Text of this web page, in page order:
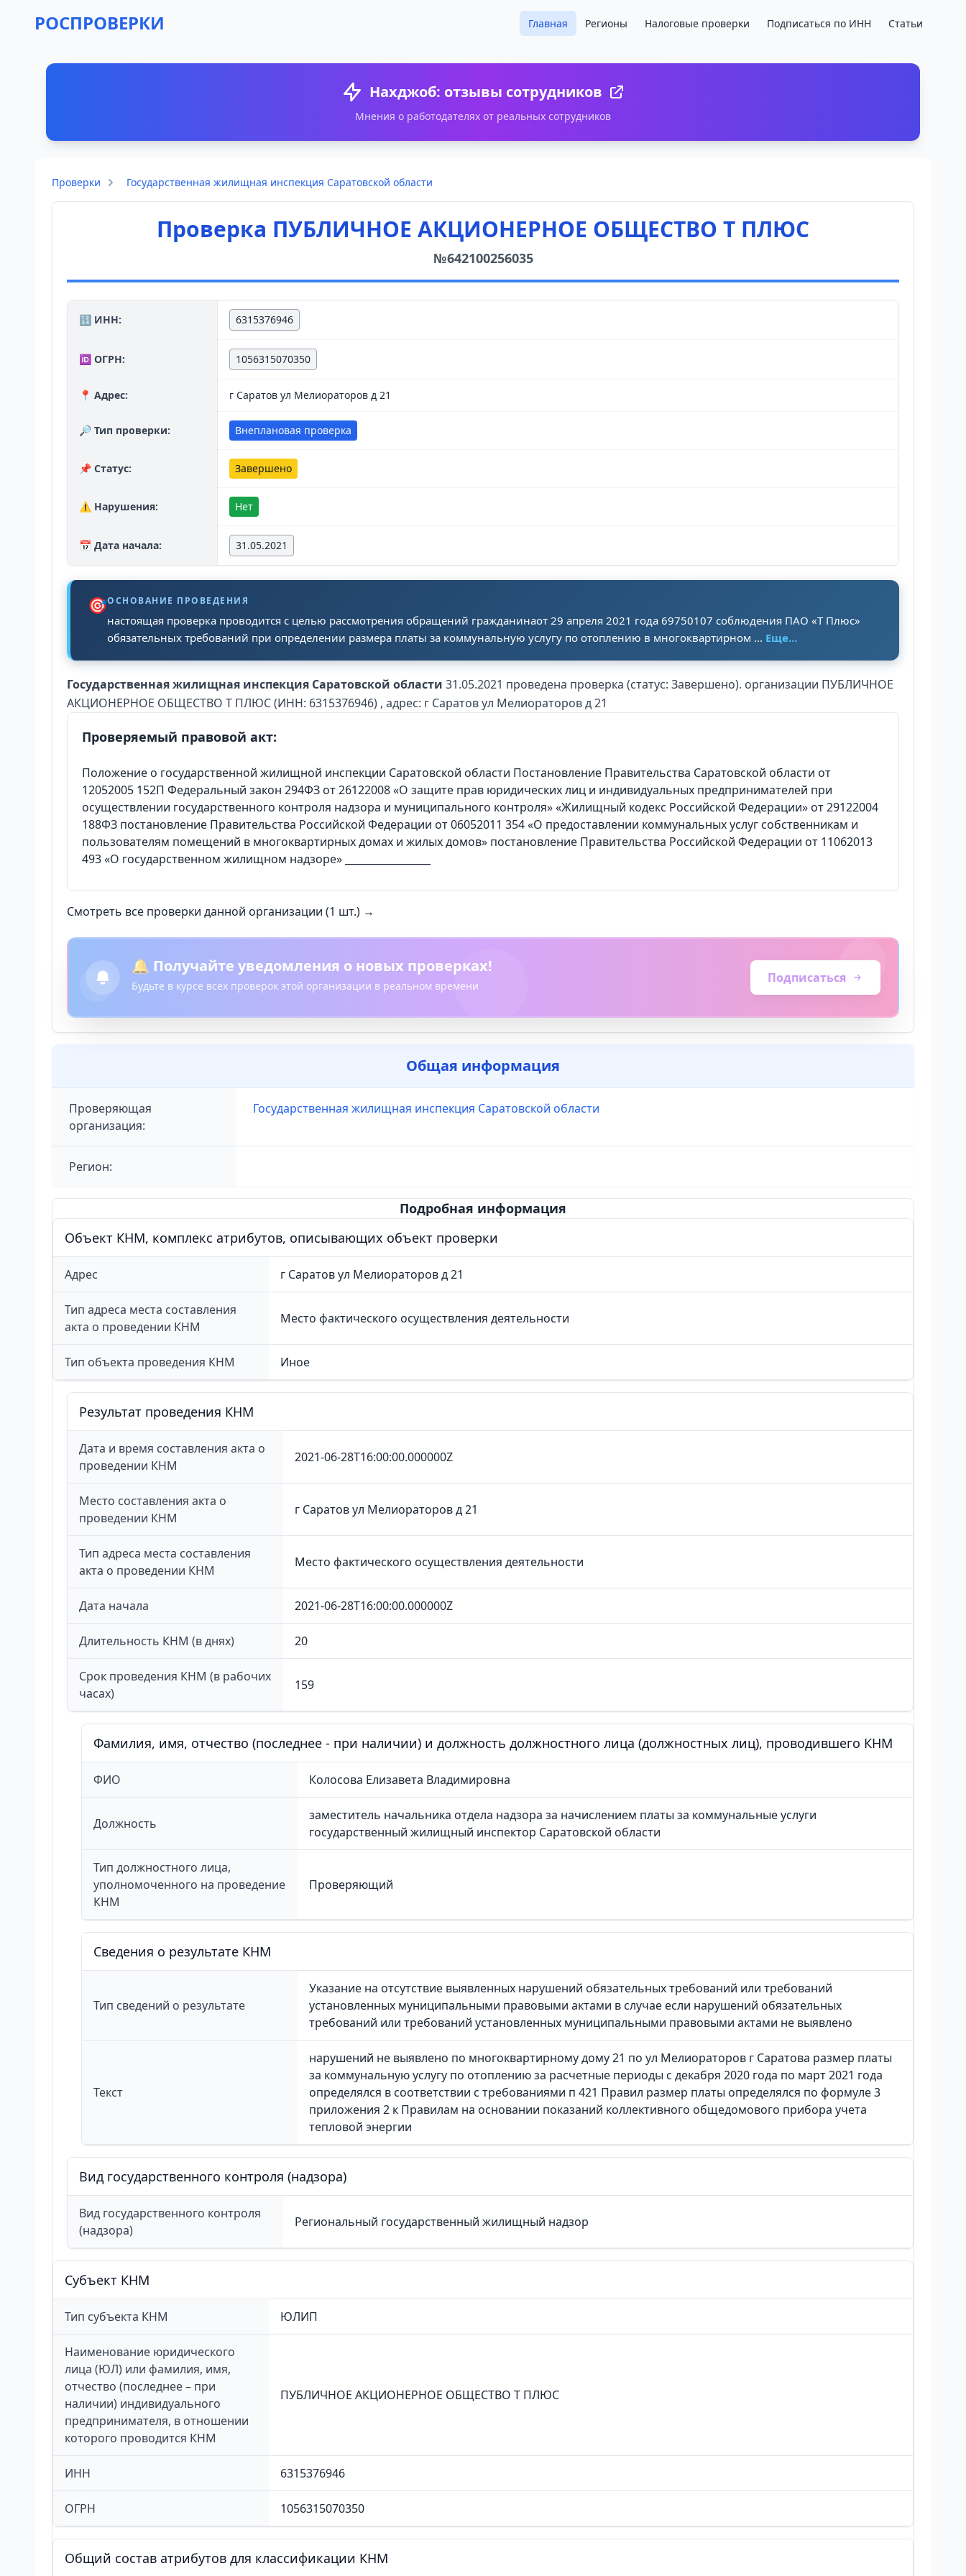
РОСПРОВЕРКИ Главная Регионы Налоговые проверки Подписаться по ИНН Статьи
Нахджоб: отзывы сотрудников
Мнения о работодателях от реальных сотрудников
Проверки Государственная жилищная инспекция Саратовской области
Проверка ПУБЛИЧНОЕ АКЦИОНЕРНОЕ ОБЩЕСТВО Т ПЛЮС
№642100256035
🔢 ИНН: 6315376946
🆔 ОГРН: 1056315070350
📍 Адрес: г Саратов ул Мелиораторов д 21
🔎 Тип проверки: Внеплановая проверка
📌 Статус: Завершено
⚠️ Нарушения: Нет
📅 Дата начала: 31.05.2021
🎯ОСНОВАНИЕ ПРОВЕДЕНИЯ
настоящая проверка проводится с целью рассмотрения обращений гражданинаот 29 апреля 2021 года 69750107 соблюдения ПАО «Т Плюс»
обязательных требований при определении размера платы за коммунальную услугу по отоплению в многоквартирном ... Еще...
Государственная жилищная инспекция Саратовской области 31.05.2021 проведена проверка (статус: Завершено). организации ПУБЛИЧНОЕ
АКЦИОНЕРНОЕ ОБЩЕСТВО Т ПЛЮС (ИНН: 6315376946) , адрес: г Саратов ул Мелиораторов д 21
Проверяемый правовой акт:
Положение о государственной жилищной инспекции Саратовской области Постановление Правительства Саратовской области от
12052005 152П Федеральный закон 294ФЗ от 26122008 «О защите прав юридических лиц и индивидуальных предпринимателей при
осуществлении государственного контроля надзора и муниципального контроля» «Жилищный кодекс Российской Федерации» от 29122004
188ФЗ постановление Правительства Российской Федерации от 06052011 354 «О предоставлении коммунальных услуг собственникам и
пользователям помещений в многоквартирных домах и жилых домов» постановление Правительства Российской Федерации от 11062013
493 «О государственном жилищном надзоре» _________________
Смотреть все проверки данной организации (1 шт.) →
🔔 Получайте уведомления о новых проверках!
Будьте в курсе всех проверок этой организации в реальном времени
Подписаться
Общая информация
Проверяющая
организация:
Государственная жилищная инспекция Саратовской области
Регион:
Подробная информация
Объект КНМ, комплекс атрибутов, описывающих объект проверки
Адрес г Саратов ул Мелиораторов д 21
Тип адреса места составления
акта о проведении КНМ
Место фактического осуществления деятельности
Тип объекта проведения КНМ Иное
Результат проведения КНМ
Дата и время составления акта о
проведении КНМ
2021-06-28T16:00:00.000000Z
Место составления акта о
проведении КНМ
г Саратов ул Мелиораторов д 21
Тип адреса места составления
акта о проведении КНМ
Место фактического осуществления деятельности
Дата начала 2021-06-28T16:00:00.000000Z
Длительность КНМ (в днях) 20
Срок проведения КНМ (в рабочих
часах)
159
Фамилия, имя, отчество (последнее - при наличии) и должность должностного лица (должностных лиц), проводившего КНМ
ФИО Колосова Елизавета Владимировна
Должность
заместитель начальника отдела надзора за начислением платы за коммунальные услуги
государственный жилищный инспектор Саратовской области
Тип должностного лица,
уполномоченного на проведение
КНМ
Проверяющий
Сведения о результате КНМ
Тип сведений о результате
Указание на отсутствие выявленных нарушений обязательных требований или требований
установленных муниципальными правовыми актами в случае если нарушений обязательных
требований или требований установленных муниципальными правовыми актами не выявлено
Текст
нарушений не выявлено по многоквартирному дому 21 по ул Мелиораторов г Саратова размер платы
за коммунальную услугу по отоплению за расчетные периоды с декабря 2020 года по март 2021 года
определялся в соответствии с требованиями п 421 Правил размер платы определялся по формуле 3
приложения 2 к Правилам на основании показаний коллективного общедомового прибора учета
тепловой энергии
Вид государственного контроля (надзора)
Вид государственного контроля
(надзора)
Региональный государственный жилищный надзор
Cубъект КНМ
Тип субъекта КНМ ЮЛИП
Наименование юридического
лица (ЮЛ) или фамилия, имя,
отчество (последнее – при
наличии) индивидуального
предпринимателя, в отношении
которого проводится КНМ
ПУБЛИЧНОЕ АКЦИОНЕРНОЕ ОБЩЕСТВО Т ПЛЮС
ИНН 6315376946
ОГРН 1056315070350
Общий состав атрибутов для классификации КНМ